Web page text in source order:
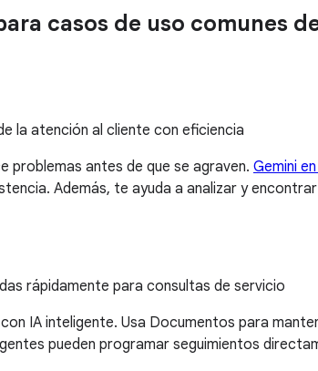
casos de uso comunes
la atención al cliente con eficiencia
problemas antes de que se agraven. Gemini
Además, te ayuda a analizar y
rápidamente para consultas de servicio
IA inteligente. Usa Documentos para
pueden programar seguimientos